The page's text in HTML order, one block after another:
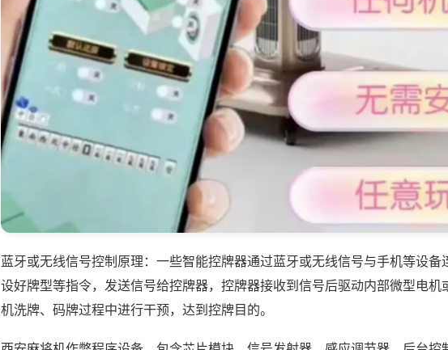
蓝牙或无线信号控制原理：一些智能控牌器通过蓝牙或无线信号与手机等设备
设好牌型等指令，发送信号给控牌器，控牌器接收到信号后驱动内部微型电机
机洗牌、码牌过程中进行干预，达到控牌目的。